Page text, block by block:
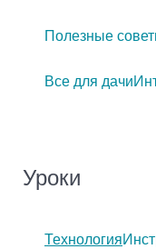
Полезные
Все для дачи
Уроки
Технология